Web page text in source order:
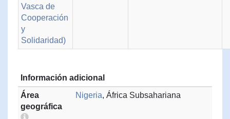
Vasca de
Cooperación
y
Solidaridad)
Información adicional
Área
geográfica
Nigeria, África Subsahariana